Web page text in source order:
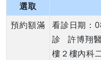
選取
預約額滿
看診日期：
診 許博翔
樓２樓內科